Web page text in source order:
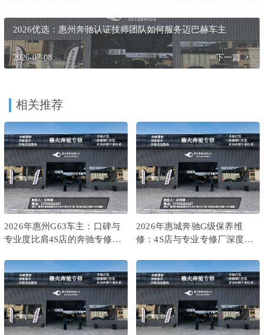
2026优选：惠州奔驰认证技师团队如何服务迈巴赫车主
2026-07-08 下一篇
相关推荐
2026年惠州G63车主：口碑与
专业度比肩4S店的奔驰专修服
2026年惠城奔驰G级保养维
修：4S店与专业专修厂深度对